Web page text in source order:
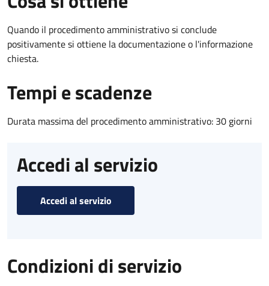
Quando il procedimento amministrativo si conclude
positivamente si ottiene la documentazione o l'informazione
chiesta.
Tempi e scadenze
Durata massima del procedimento amministrativo: 30 giorni
Accedi al servizio
Accedi al servizio
Condizioni di servizio